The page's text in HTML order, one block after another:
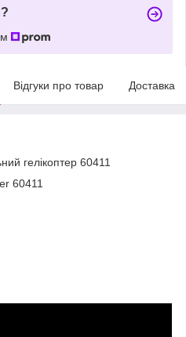
Відгуки про товар Доставка
гелікоптер 60411
60411